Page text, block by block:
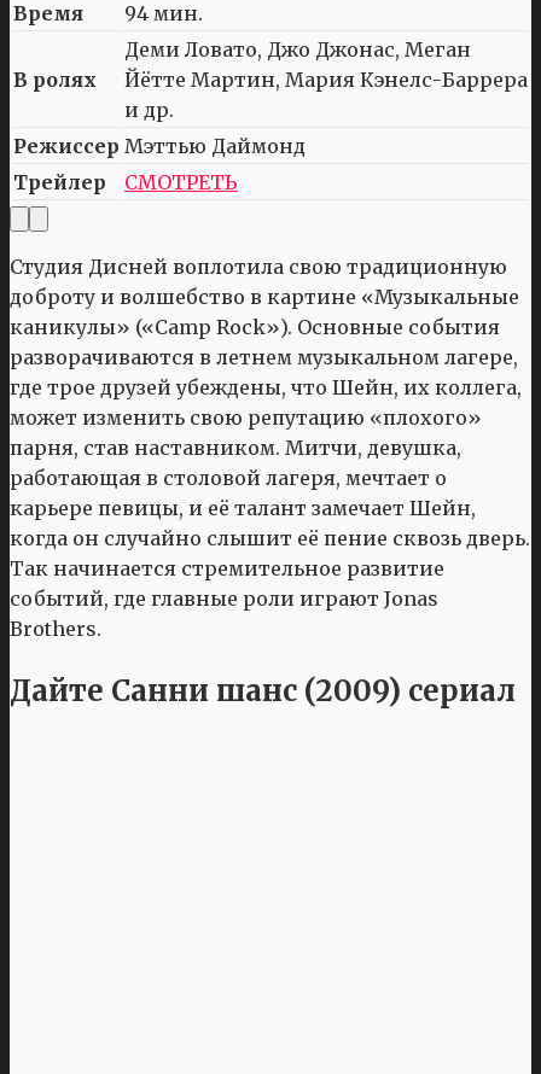
Время
94 мин.
В ролях
Деми Ловато, Джо Джонас, Меган
Йётте Мартин, Мария Кэнелс-Баррера
и др.
Режиссер Мэттью Даймонд
Трейлер
СМОТРЕТЬ
Студия Дисней воплотила свою традиционную
доброту и волшебство в картине «Музыкальные
каникулы» («Camp Rock»). Основные события
разворачиваются в летнем музыкальном лагере,
где трое друзей убеждены, что Шейн, их коллега,
может изменить свою репутацию «плохого»
парня, став наставником. Митчи, девушка,
работающая в столовой лагеря, мечтает о
карьере певицы, и её талант замечает Шейн,
когда он случайно слышит её пение сквозь дверь.
Так начинается стремительное развитие
событий, где главные роли играют Jonas
Brothers.
Дайте Санни шанс (2009) сериал